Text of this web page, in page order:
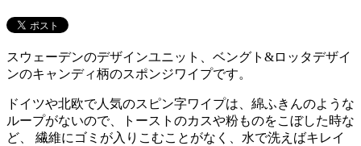
スウェーデンのデザインユニット、ベングト&ロッタデザイ
ンのキャンディ柄のスポンジワイプです。
ドイツや北欧で人気のスピン字ワイプは、綿ふきんのような
ループがないので、トーストのカスや粉ものをこぼした時な
ど、 繊維にゴミが入りこむことがなく、水で洗えばキレイ